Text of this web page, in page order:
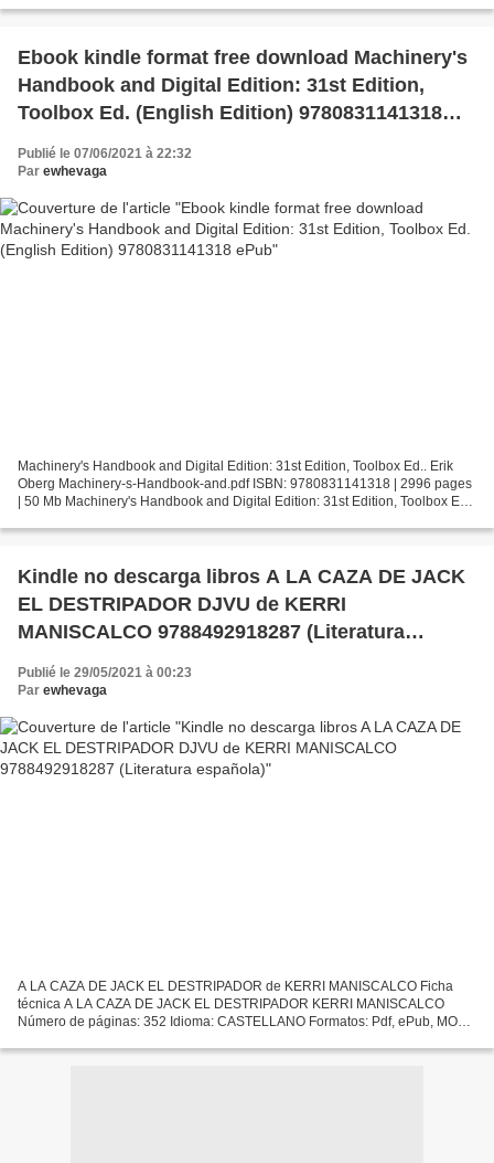
Ebook kindle format free download Machinery's
Handbook and Digital Edition: 31st Edition,
Toolbox Ed. (English Edition) 9780831141318
Publié le 07/06/2021 à 22:32
Par ewhevaga
Machinery's Handbook and Digital Edition: 31st Edition, Toolbox Ed.. Erik
Oberg Machinery-s-Handbook-and.pdf ISBN: 9780831141318 | 2996 pages
| 50 Mb Machinery's Handbook and Digital Edition: 31st Edition, Toolbox Ed.
Kindle no descarga libros A LA CAZA DE JACK
EL DESTRIPADOR DJVU de KERRI
MANISCALCO 9788492918287 (Literatura
española)
Publié le 29/05/2021 à 00:23
Par ewhevaga
A LA CAZA DE JACK EL DESTRIPADOR de KERRI MANISCALCO Ficha
técnica A LA CAZA DE JACK EL DESTRIPADOR KERRI MANISCALCO
Número de páginas: 352 Idioma: CASTELLANO Formatos: Pdf, ePub, MOBI,
Descargar...